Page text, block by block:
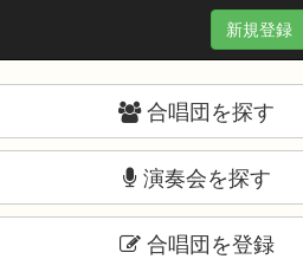
新規登録
合唱団を探す
演奏会を探す
合唱団を登録